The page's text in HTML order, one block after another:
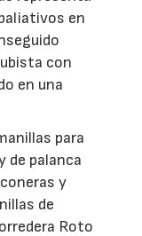
en
con
en una
para
de palanca
y
de
Roto